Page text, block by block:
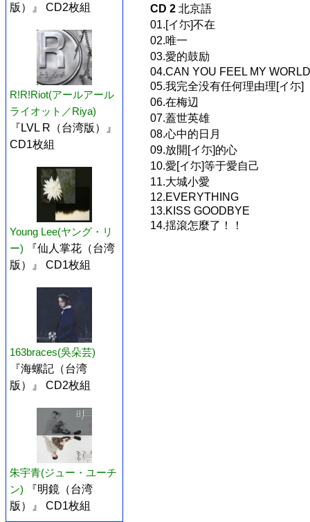
版）』 CD2枚組
R!R!Riot(アールアール
ライオット／Riya)
『LVL R（台湾版）』
CD1枚組
Young Lee(ヤング・リ
ー)
『仙人掌花（台湾
版）』 CD1枚組
163braces(吳朵芸)
『海螺記（台湾
版）』 CD2枚組
朱宇青(ジュー・ユーチ
ン)
『明鏡（台湾
版）』 CD1枚組
CD 2 北京語
01.[イ尓]不在
02.唯一
03.愛的鼓励
04.CAN YOU FEEL MY WORLD
05.我完全没有任何理由理[イ尓]
06.在梅辺
07.蓋世英雄
08.心中的日月
09.放開[イ尓]的心
10.愛[イ尓]等于愛自己
11.大城小愛
12.EVERYTHING
13.KISS GOODBYE
14.揺滾怎麼了！！